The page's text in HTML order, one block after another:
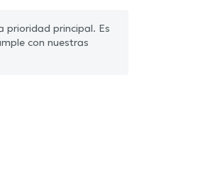
prioridad principal. Es
con nuestras